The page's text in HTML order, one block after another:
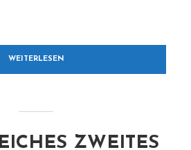
WEITERLESEN
ZWEITES